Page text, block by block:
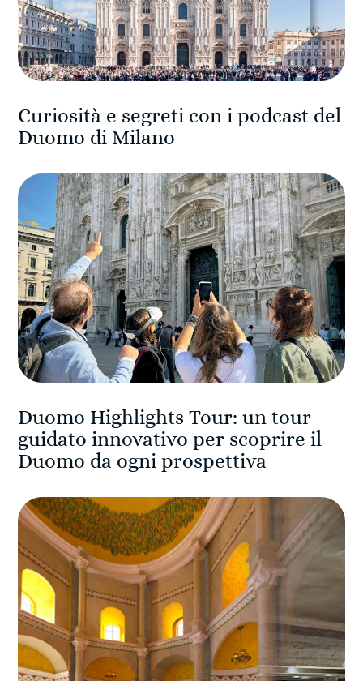
Curiosità e segreti con i podcast del
Duomo di Milano
Duomo Highlights Tour: un tour
guidato innovativo per scoprire il
Duomo da ogni prospettiva